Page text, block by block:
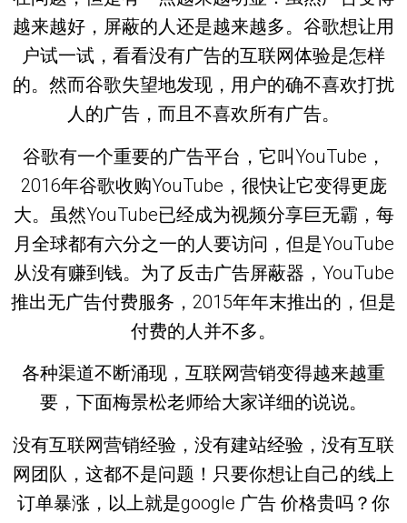
越来越好，屏蔽的人还是越来越多。谷歌想让用
户试一试，看看没有广告的互联网体验是怎样
的。然而谷歌失望地发现，用户的确不喜欢打扰
人的广告，而且不喜欢所有广告。
谷歌有一个重要的广告平台，它叫YouTube，
2016年谷歌收购YouTube，很快让它变得更庞
大。虽然YouTube已经成为视频分享巨无霸，每
月全球都有六分之一的人要访问，但是YouTube
从没有赚到钱。为了反击广告屏蔽器，YouTube
推出无广告付费服务，2015年年末推出的，但是
付费的人并不多。
各种渠道不断涌现，互联网营销变得越来越重
要，下面梅景松老师给大家详细的说说。
没有互联网营销经验，没有建站经验，没有互联
网团队，这都不是问题！只要你想让自己的线上
订单暴涨，以上就是google 广告 价格贵吗？你